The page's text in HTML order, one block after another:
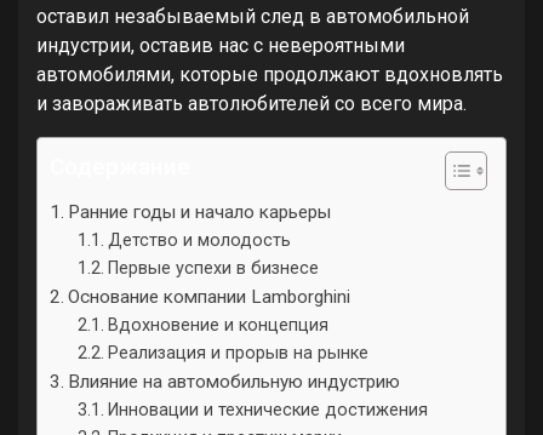
оставил незабываемый след в автомобильной
индустрии, оставив нас с невероятными
автомобилями, которые продолжают вдохновлять
и завораживать автолюбителей со всего мира.
Ранние годы и начало карьеры
Детство и молодость
Первые успехи в бизнесе
Основание компании Lamborghini
Вдохновение и концепция
Реализация и прорыв на рынке
Влияние на автомобильную индустрию
Инновации и технические достижения